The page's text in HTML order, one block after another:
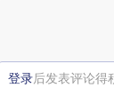
登录后发表评论得